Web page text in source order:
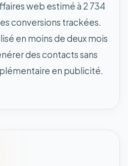
web estimé à 2 734
conversions trackées.
en moins de deux mois
des contacts sans
en publicité.